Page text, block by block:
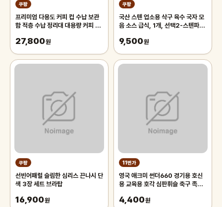
쿠팡
프리미엄 다용도 커피 컵 수납 보관
함 적층 수납 정리대 대용량 커피 트
27,800원
쿠팡
국산 스텐 업소용 삭구 육수 국자 모
음 소스 급식, 1개, 선택2-스텐파란
9,500원
쿠팡
선빈어패럴 슬림한 심리스 끈나시 단
색 3장 세트 브라탑
16,900원
11번가
영국 애크미 썬더660 경기용 호신
용 교육용 호각 심판휘슬 축구 족구
4,400원